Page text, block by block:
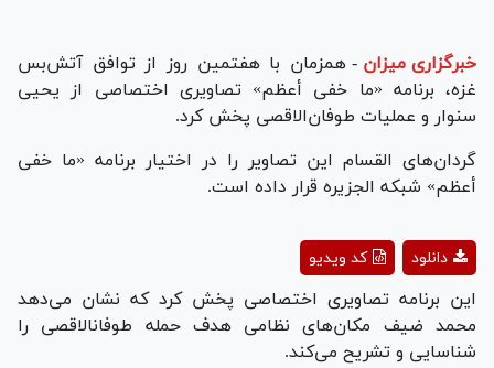
خبرگزاری میزان - همزمان با هفتمین روز از توافق آتش‌بس
غزه، برنامه «ما خفی أعظم» تصاویری اختصاصی از یحیی
سنوار و عملیات طوفان‌الاقصی پخش کرد.
گردان‌های القسام این تصاویر را در اختیار برنامه «ما خفی
أعظم» شبکه الجزیره قرار داده‌ است.
Play
Video
کد ویدیو دانلود
این برنامه تصاویری اختصاصی پخش کرد که نشان می‌دهد
محمد ضیف مکان‌های نظامی هدف حمله طوفان‎الاقصی را
شناسایی و تشریح می‌کند.